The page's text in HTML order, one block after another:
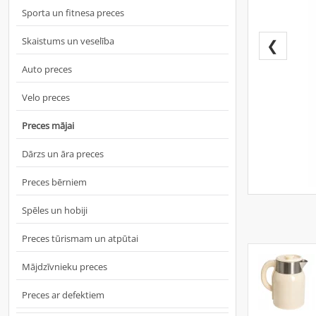
Sporta un fitnesa preces
Skaistums un veselība
Auto preces
Velo preces
Preces mājai
Dārzs un āra preces
Preces bērniem
Spēles un hobiji
Preces tūrismam un atpūtai
Mājdzīvnieku preces
Preces ar defektiem
❮